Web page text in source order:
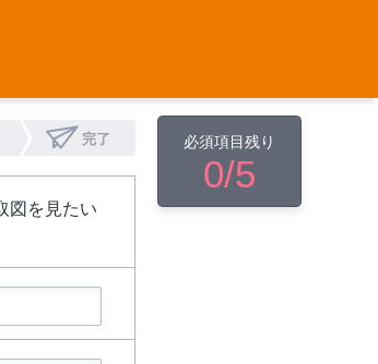
完了
図を見たい
必須項目残り
0/5